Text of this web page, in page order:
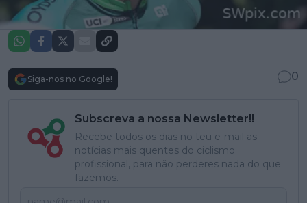
Siga-nos no Google! 0
Subscreva a nossa Newsletter!!
Recebe todos os dias no teu e-mail as
notícias mais quentes do ciclismo
profissional, para não perderes nada do que
fazemos.